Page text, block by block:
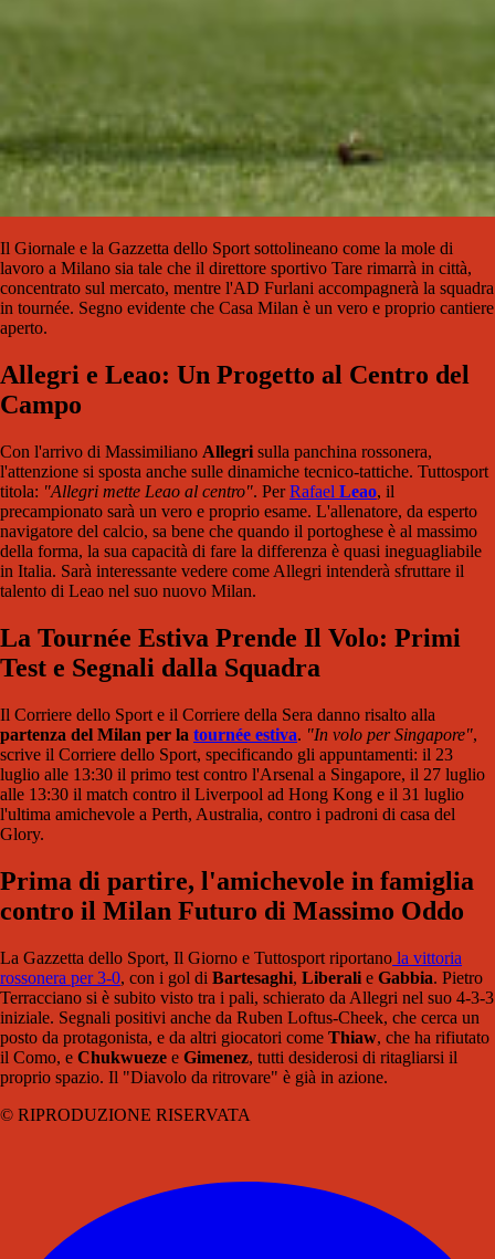
Il Giornale e la Gazzetta dello Sport sottolineano come la mole di
lavoro a Milano sia tale che il direttore sportivo Tare rimarrà in città,
concentrato sul mercato, mentre l'AD Furlani accompagnerà la squadra
in tournée. Segno evidente che Casa Milan è un vero e proprio cantiere
aperto.
Allegri e Leao: Un Progetto al Centro del
Campo
Con l'arrivo di Massimiliano Allegri sulla panchina rossonera,
l'attenzione si sposta anche sulle dinamiche tecnico-tattiche. Tuttosport
titola: "Allegri mette Leao al centro". PerRafael Leao, il
precampionato sarà un vero e proprio esame. L'allenatore, da esperto
navigatore del calcio, sa bene che quando il portoghese è al massimo
della forma, la sua capacità di fare la differenza è quasi ineguagliabile
in Italia. Sarà interessante vedere come Allegri intenderà sfruttare il
talento di Leao nel suo nuovo Milan.
La Tournée Estiva Prende Il Volo: Primi
Test e Segnali dalla Squadra
Il Corriere dello Sport e il Corriere della Sera danno risalto alla
partenza del Milan per la tournée estiva. "In volo per Singapore",
scrive il Corriere dello Sport, specificando gli appuntamenti: il 23
luglio alle 13:30 il primo test contro l'Arsenal a Singapore, il 27 luglio
alle 13:30 il match contro il Liverpool ad Hong Kong e il 31 luglio
l'ultima amichevole a Perth, Australia, contro i padroni di casa del
Glory.
Prima di partire, l'amichevole in famiglia
contro il Milan Futuro di Massimo Oddo
La Gazzetta dello Sport, Il Giorno e Tuttosport riportano la vittoria
rossonera per 3-0, con i gol di Bartesaghi, Liberali e Gabbia. Pietro
Terracciano si è subito visto tra i pali, schierato da Allegri nel suo 4-3-3
iniziale. Segnali positivi anche da Ruben Loftus-Cheek, che cerca un
posto da protagonista, e da altri giocatori come Thiaw, che ha rifiutato
il Como, e Chukwueze e Gimenez, tutti desiderosi di ritagliarsi il
proprio spazio. Il "Diavolo da ritrovare" è già in azione.
© RIPRODUZIONE RISERVATA